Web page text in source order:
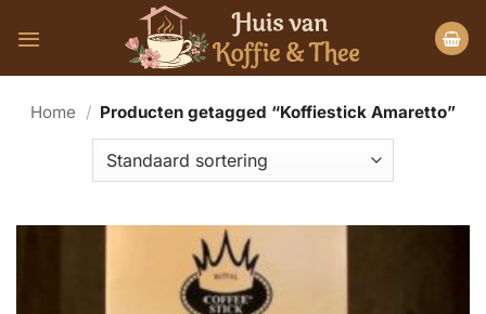
naar
Home / Producten getagged “Koffiestick Amaretto”